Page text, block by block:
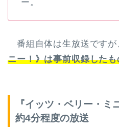
ー。
番組自体は生放送ですが
ニー！》は事前収録した
『イッツ・ベリー・
約4分程度の放送